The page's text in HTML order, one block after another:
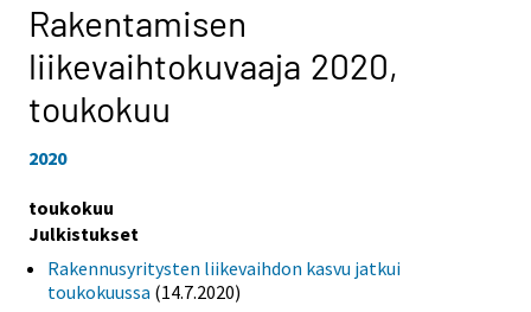
Rakentamisen
liikevaihtokuvaaja 2020,
toukokuu
2020
toukokuu
Julkistukset
Rakennusyritysten liikevaihdon kasvu jatkui
toukokuussa (14.7.2020)